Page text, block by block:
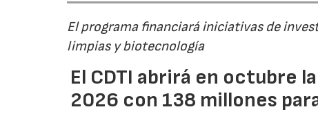
El programa financiará iniciativas de
limpias y biotecnología
El CDTI abrirá en octubre
2026 con 138 millones